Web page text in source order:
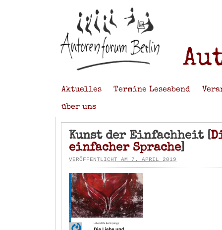
Aktuelles Termine Leseabend
über uns
Kunst der Einfachheit [
einfacher Sprache]
VERÖFFENTLICHT AM 7. APRIL 2019